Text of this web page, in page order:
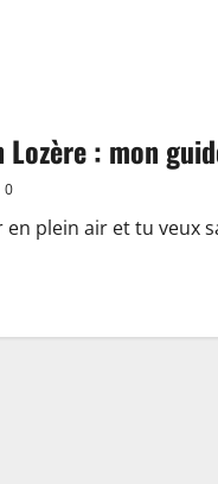
: mon
0
plein air et tu veux